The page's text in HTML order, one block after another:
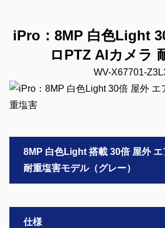
iPro：8MP 白色Light
ロPTZ AIカメラ
WV-X67701-
8MP 白色Light 搭載 30倍 屋外 エ
耐重塩害モデル（グレー）
仕様